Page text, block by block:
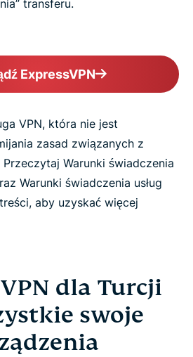
transferu.
ExpressVPN
VPN, która nie jest
zasad związanych z
Warunki świadczenia
Warunki świadczenia usług
aby uzyskać więcej
dla Turcji
swoje